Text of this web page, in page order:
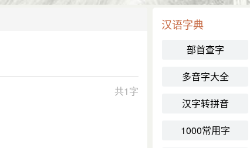
共1字
汉语字典
部首查字
多音字大全
汉字转拼音
1000常用字